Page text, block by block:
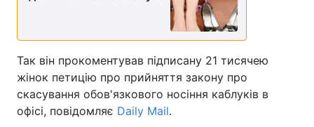
Наука
Техно і зв'язок
Зброя Інциденти
Здоров'я Туризм
Так він прокоментував підписану 21 тисячею
жінок петицію про прийняття закону про
скасування обов'язкового носіння каблуків в
офісі, повідомляє Daily Mail.